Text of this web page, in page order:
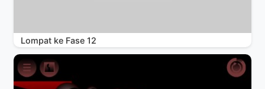
Lompat ke Fase 12